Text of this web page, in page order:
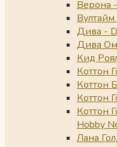
Верона
Дива -
Дива
Кид
Коттон
Коттон
Коттон
Коттон
Hobby
Лана